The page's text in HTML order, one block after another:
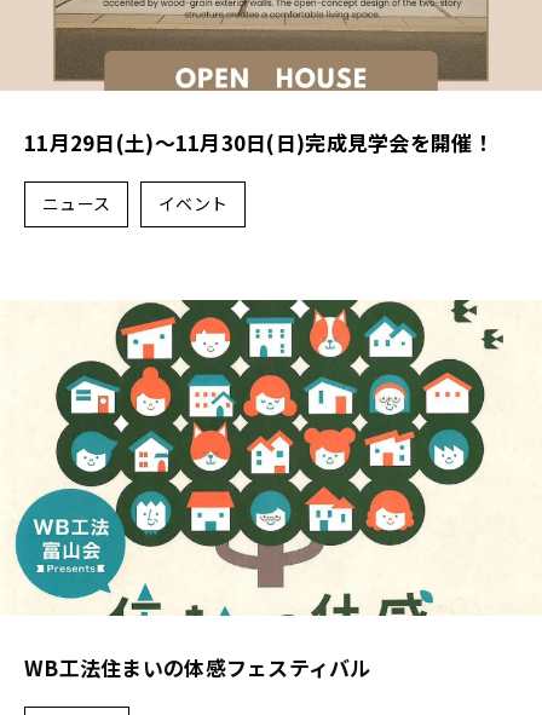
11月29日(土)～11月30日(日)完成見学会を開催！
ニュース イベント
WB工法住まいの体感フェスティバル